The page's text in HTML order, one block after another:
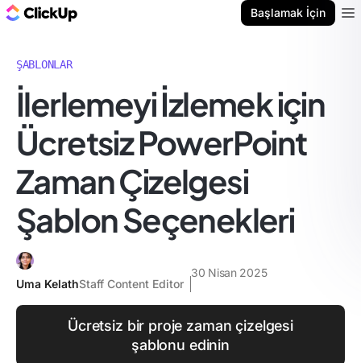
Başlamak İçin
ŞABLONLAR
İlerlemeyi İzlemek için
Ücretsiz PowerPoint
Zaman Çizelgesi
Şablon Seçenekleri
Uma KelathStaff Content Editor
30 Nisan 2025
Ücretsiz bir proje zaman çizelgesi
şablonu edinin